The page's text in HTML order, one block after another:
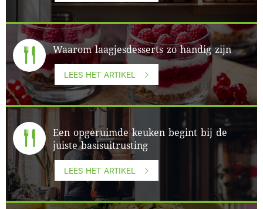
Waarom laagjesdesserts zo handig zijn
LEES HET ARTIKEL
Een opgeruimde keuken begint bij de
juiste basisuitrusting
LEES HET ARTIKEL